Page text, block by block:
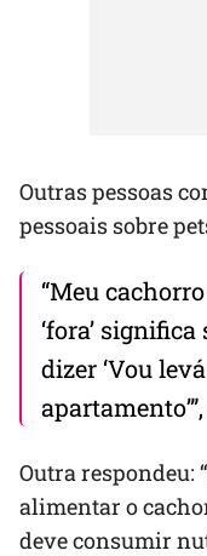
Outras pessoas
pessoais sobre
“Meu
‘fora’
dizer ‘Vou
Outra respondeu:
alimentar o
deve consumir